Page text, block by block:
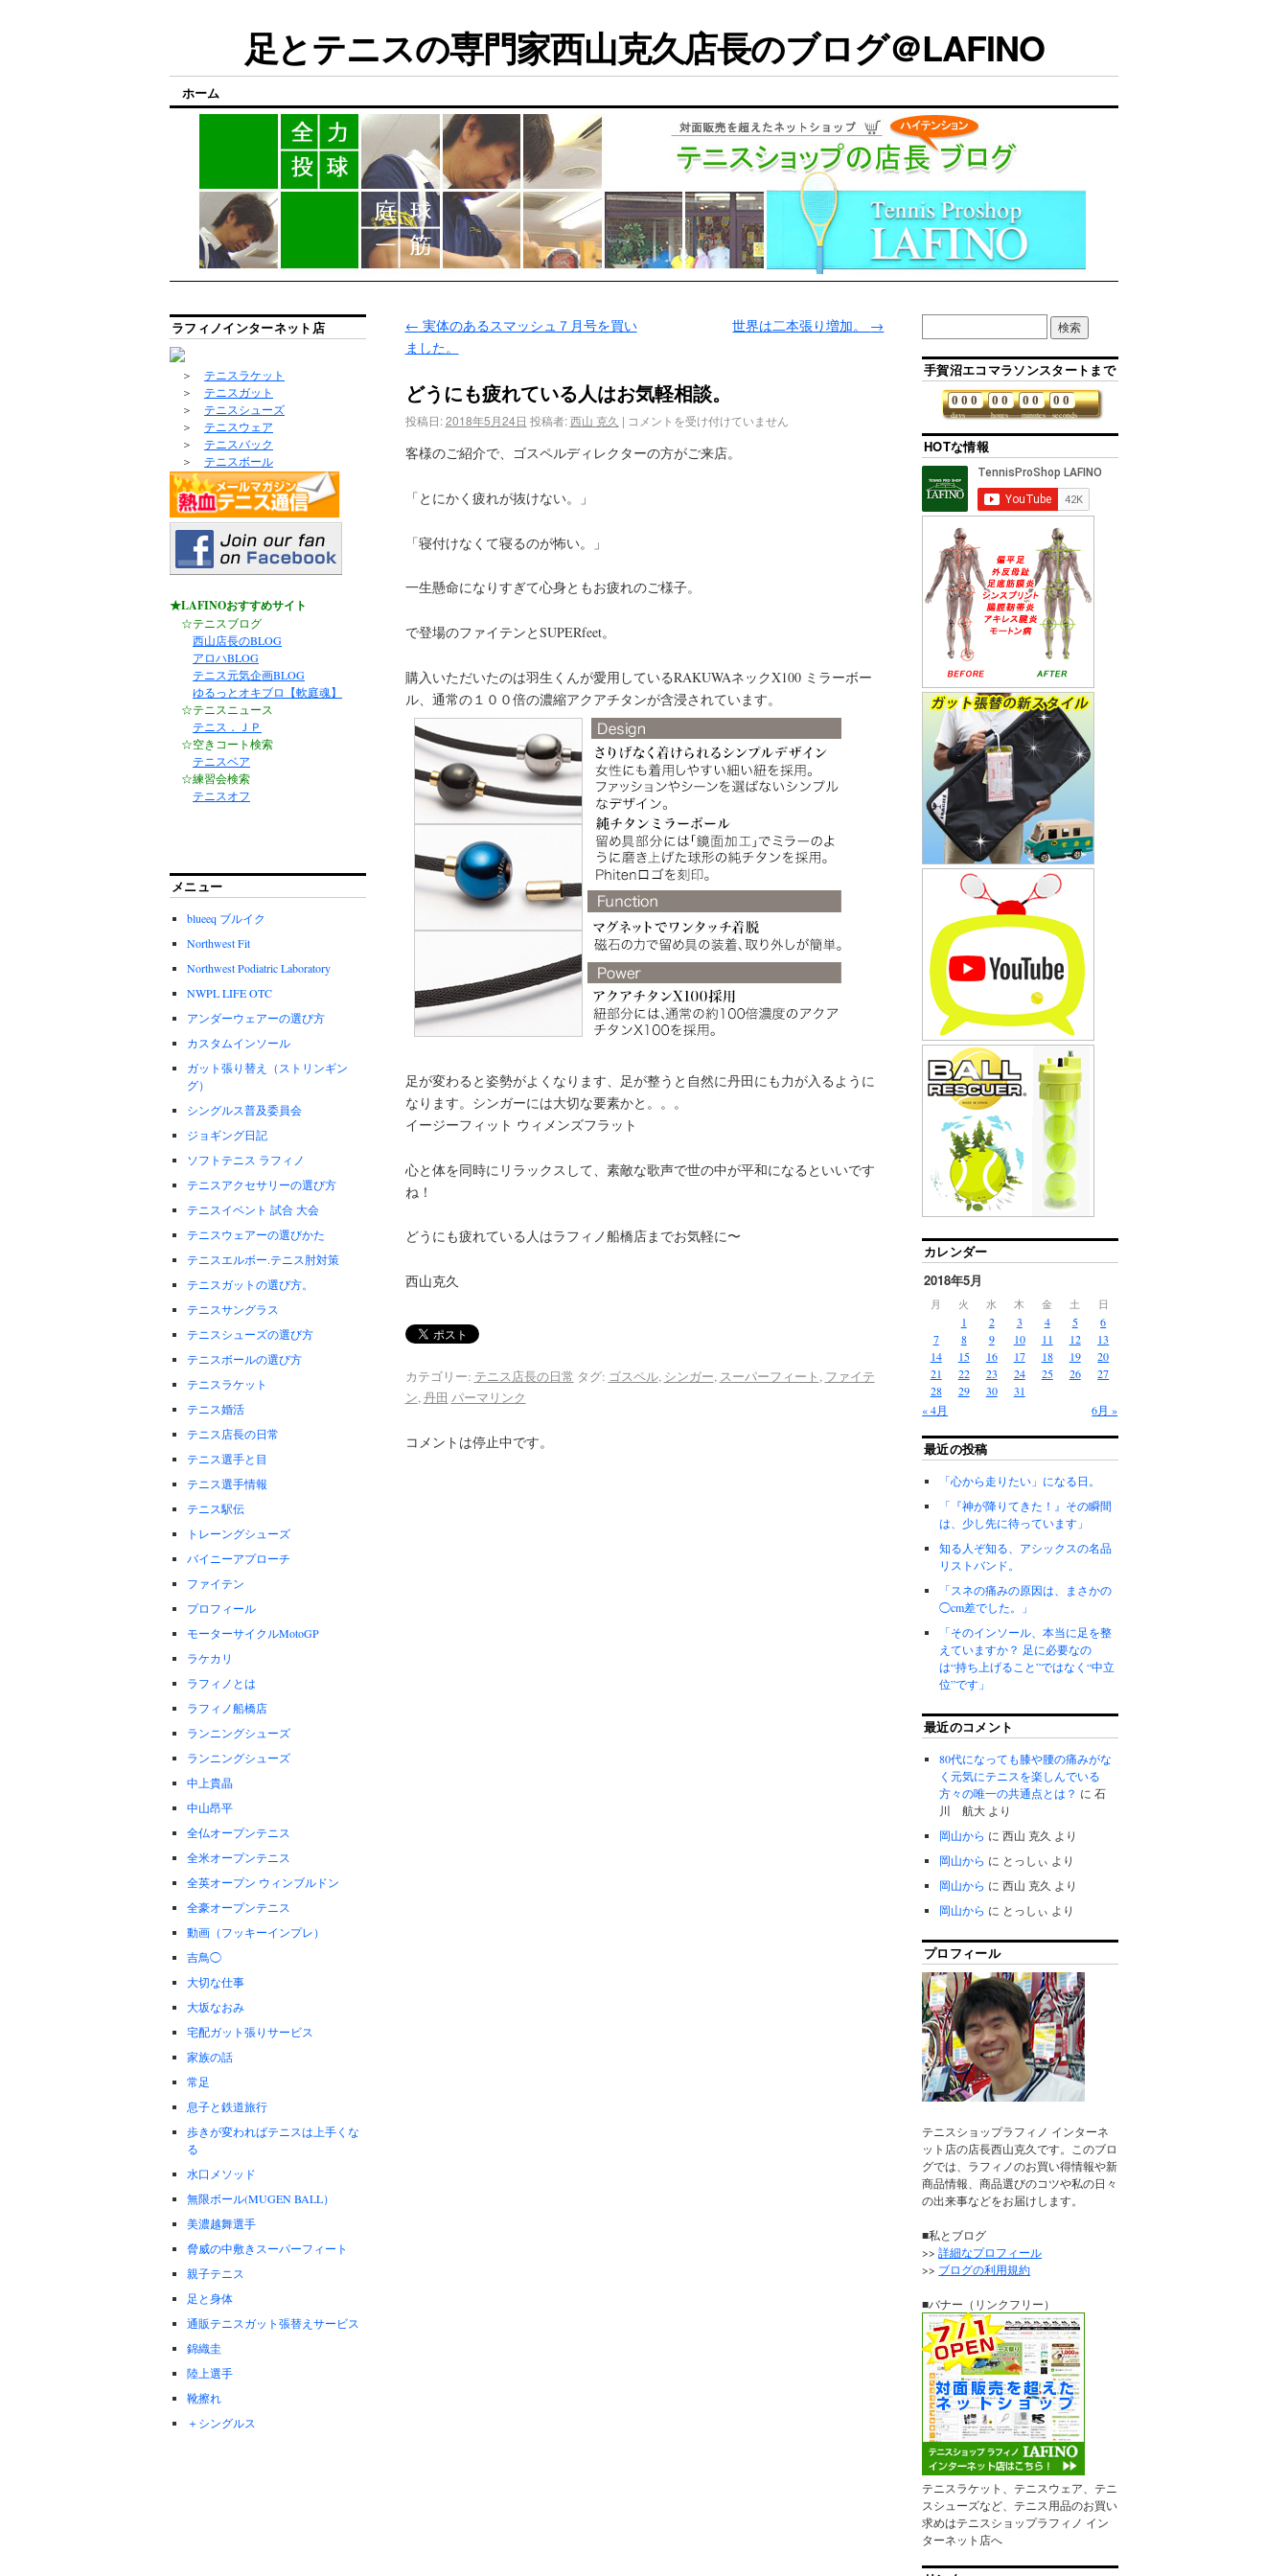
足とテニスの専門家西山克久店長のブログ＠LAFINO
ホーム
← 実体のあるスマッシュ７月号を買い
ました。
世界は二本張り増加。 →
どうにも疲れている人はお気軽相談。
投稿日: 2018年5月24日 投稿者: 西山 克久 | コメントを受け付けていません
客様のご紹介で、ゴスペルディレクターの方がご来店。
「とにかく疲れが抜けない。」
「寝付けなくて寝るのが怖い。」
一生懸命になりすぎて心身ともお疲れのご様子。
で登場のファイテンとSUPERfeet。
購入いただいたのは羽生くんが愛用しているRAKUWAネックX100 ミラーボー
ル、通常の１００倍の濃縮アクアチタンが含浸されています。
足が変わると姿勢がよくなります、足が整うと自然に丹田にも力が入るように
なります。シンガーには大切な要素かと。。。
イージーフィット ウィメンズフラット
心と体を同時にリラックスして、素敵な歌声で世の中が平和になるといいです
ね！
どうにも疲れている人はラフィノ船橋店までお気軽に〜
西山克久
カテゴリー: テニス店長の日常 タグ: ゴスペル, シンガー, スーパーフィート , ファイテ
ン,丹田 パーマリンク
コメントは停止中です。
ラフィノインターネット店
＞ テニスラケット
＞ テニスガット
＞ テニスシューズ
＞ テニスウェア
＞ テニスバック
＞ テニスボール
★LAFINOおすすめサイト
☆テニスブログ
西山店長のBLOG
アロハBLOG
テニス元気企画BLOG
ゆるっとオキブロ【軟庭魂】
☆テニスニュース
テニス．ＪＰ
☆空きコート検索
テニスベア
☆練習会検索
テニスオフ
メニュー
blueeq ブルイク
Northwest Fit
Northwest Podiatric Laboratory
NWPL LIFE OTC
アンダーウェアーの選び方
カスタムインソール
ガット張り替え（ストリンギン
グ）
シングルス普及委員会
ジョギング日記
ソフトテニス ラフィノ
テニスアクセサリーの選び方
テニスイベント 試合 大会
テニスウェアーの選びかた
テニスエルボー.テニス肘対策
テニスガットの選び方。
テニスサングラス
テニスシューズの選び方
テニスボールの選び方
テニスラケット
テニス婚活
テニス店長の日常
テニス選手と目
テニス選手情報
テニス駅伝
トレーングシューズ
バイニーアプローチ
ファイテン
プロフィール
モーターサイクルMotoGP
ラケカリ
ラフィノとは
ラフィノ船橋店
ランニングシューズ
ランニングシューズ
中上貴晶
中山昂平
全仏オープンテニス
全米オープンテニス
全英オープン ウィンブルドン
全豪オープンテニス
動画（フッキーインプレ）
吉鳥◯
大切な仕事
大坂なおみ
宅配ガット張りサービス
家族の話
常足
息子と鉄道旅行
歩きが変わればテニスは上手くな
る
水口メソッド
無限ボール(MUGEN BALL）
美濃越舞選手
脅威の中敷きスーパーフィート
親子テニス
足と身体
通販テニスガット張替えサービス
錦織圭
陸上選手
靴擦れ
＋シングルス
手賀沼エコマラソンスタートまで
days
0 0 0
hours
0 0
minutes
0 0
seconds
0 0
HOTな情報
カレンダー
2018年5月
月 火 水 木 金 土 日
« 4月 6月 »
1 2 3 4 5
6
7
8 9 10 11 12
13
14
15 16 17 18 19
20
21
22 23 24 25 26
27
28
29 30 31
最近の投稿
「心から走りたい」になる日。
「『神が降りてきた！』その瞬間
は、少し先に待っています」
知る人ぞ知る、アシックスの名品
リストバンド。
「スネの痛みの原因は、まさかの
◯cm差でした。」
「そのインソール、本当に足を整
えていますか？ 足に必要なの
は“持ち上げること”ではなく“中立
位”です」
最近のコメント
80代になっても膝や腰の痛みがな
く元気にテニスを楽しんでいる
方々の唯一の共通点とは？ に石
川 航大 より
岡山から に西山 克久 より
岡山から に とっしぃ より
岡山から に西山 克久 より
岡山から に とっしぃ より
プロフィール
テニスショップラフィノ インターネ
ット店の店長西山克久です。このブロ
グでは、ラフィノのお買い得情報や新
商品情報、商品選びのコツや私の日々
の出来事などをお届けします。
■私とブログ
>>詳細なプロフィール
>> ブログの利用規約
■バナー（リンクフリー）
テニスラケット、テニスウェア、テニ
スシューズなど、テニス用品のお買い
求めはテニスショップラフィノ イン
ターネット店へ